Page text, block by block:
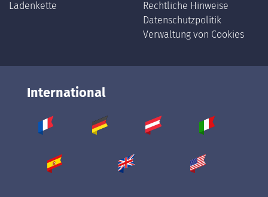
Ladenkette
Rechtliche Hinweise
Datenschutzpolitik
Verwaltung von Cookies
International